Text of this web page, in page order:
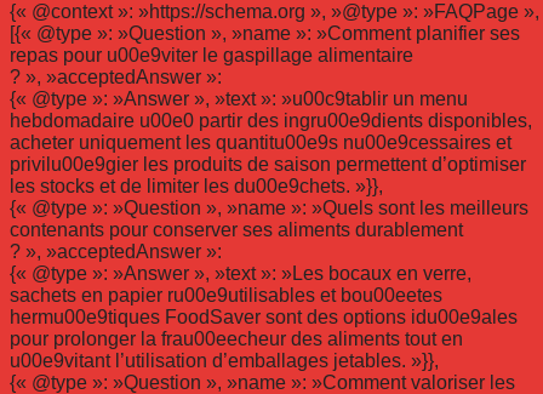
{« @context »: »https://schema.org », »@type »: »FAQPage
[{« @type »: »Question », »name »: »Comment planifier ses
repas pour u00e9viter le gaspillage alimentaire
? », »acceptedAnswer »:
{« @type »: »Answer », »text »: »u00c9tablir un menu
hebdomadaire u00e0 partir des ingru00e9dients disponibles,
acheter uniquement les quantitu00e9s nu00e9cessaires et
privilu00e9gier les produits de saison permettent d’optimiser
les stocks et de limiter les du00e9chets. »}},
{« @type »: »Question », »name »: »Quels sont les meilleurs
contenants pour conserver ses aliments durablement
? », »acceptedAnswer »:
{« @type »: »Answer », »text »: »Les bocaux en verre,
sachets en papier ru00e9utilisables et bou00eetes
hermu00e9tiques FoodSaver sont des options idu00e9ales
pour prolonger la frau00eecheur des aliments tout en
u00e9vitant l’utilisation d’emballages jetables. »}},
{« @type »: »Question », »name »: »Comment valoriser les